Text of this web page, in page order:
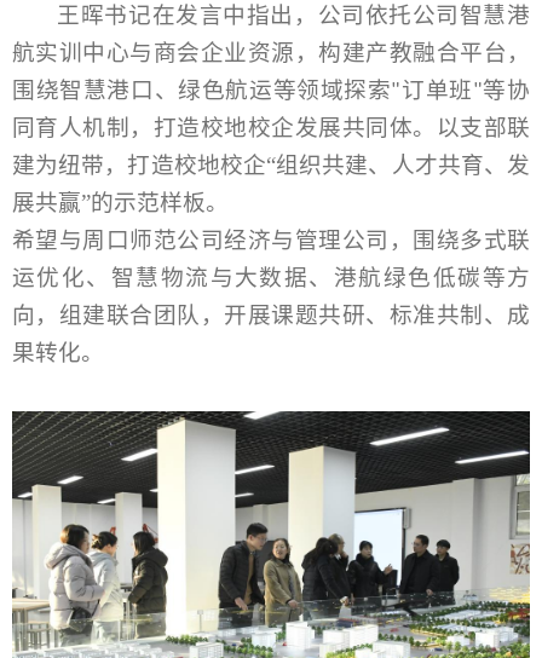
王晖书记在发言中指出，公司依托公司智慧港
航实训中心与商会企业资源，构建产教融合平台，
围绕智慧港口、绿色航运等领域探索"订单班"等协
同育人机制，打造校地校企发展共同体。以支部联
建为纽带，打造校地校企“组织共建、人才共育、发
展共赢”的示范样板。
希望与周口师范公司经济与管理公司，围绕多式联
运优化、智慧物流与大数据、港航绿色低碳等方
向，组建联合团队，开展课题共研、标准共制、成
果转化。